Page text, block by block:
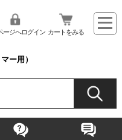
ー用）
ージへログイン カートをみる